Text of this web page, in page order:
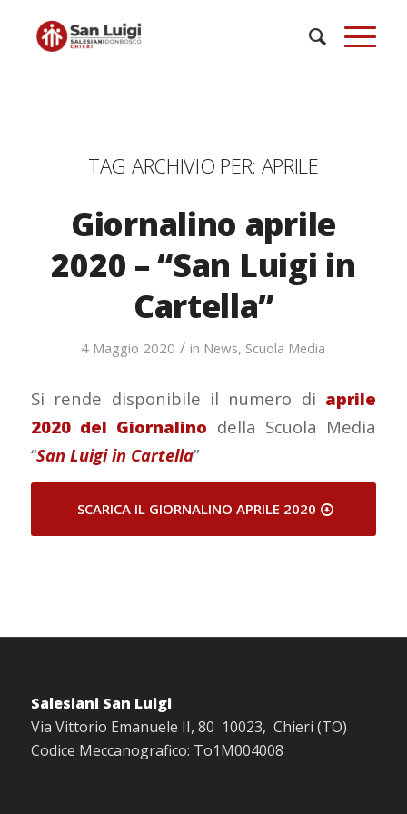
TAG ARCHIVIO PER: APRILE
Giornalino aprile
2020 – “San Luigi in
Cartella”
4 Maggio 2020 / in News, Scuola Media
Si rende disponibile il numero di aprile
2020 del Giornalino della Scuola Media
“San Luigi in Cartella”
SCARICA IL GIORNALINO APRILE 2020
Salesiani San Luigi
Via Vittorio Emanuele II, 80 10023, Chieri (TO)
Codice Meccanografico: To1M004008